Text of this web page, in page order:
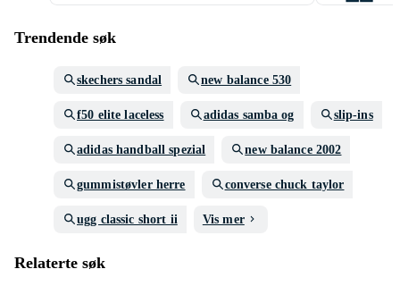
Trendende søk
skechers sandal new balance 530
f50 elite laceless adidas samba og slip-ins
adidas handball spezial new balance 2002
gummistøvler herre converse chuck taylor
ugg classic short ii Vis mer
Relaterte søk